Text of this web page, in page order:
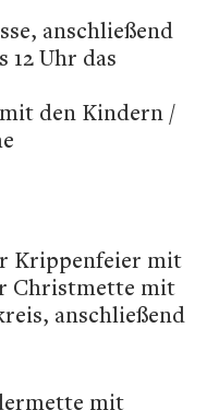
anschließend
Uhr das
den Kindern /
Krippenfeier mit
Christmette mit
anschließend
mit